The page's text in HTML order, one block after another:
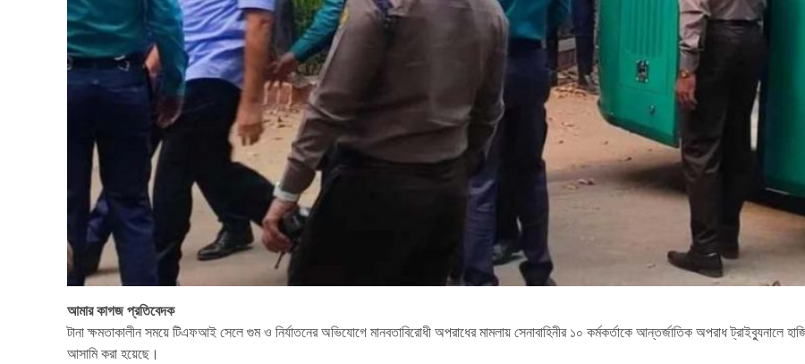
আমার কাগজ প্রতিবেদক
টানা ক্ষমতাকালীন সময়ে টিএফআই সেলে গুম ও নির্যাতনের অভিযোগে মানবতাবিরোধী অপরাধের মামলায় সেনাবাহিনীর ১০ কর্মকর্তাকে আন্তর্জাতিক অপরাধ ট্রাইব্যুনালে
আসামি করা হয়েছে।